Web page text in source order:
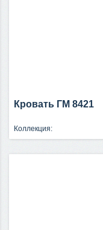
Кровать ГМ 8421
Коллекция: